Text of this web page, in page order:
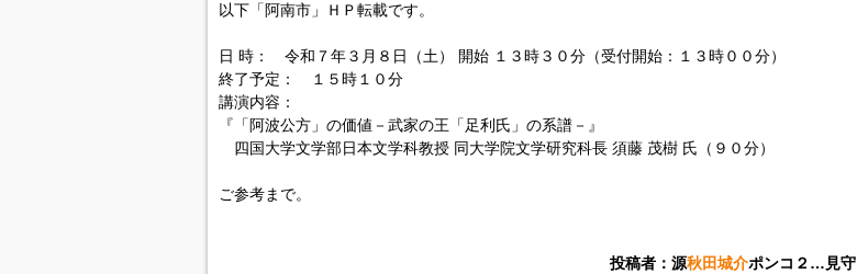
以下「阿南市」ＨＰ転載です。
日 時： 令和７年３月８日（土） 開始 １３時３０分（受付開始：１３時００分）
終了予定： １５時１０分
講演内容：
『「阿波公方」の価値－武家の王「足利氏」の系譜－』
四国大学文学部日本文学科教授 同大学院文学研究科長 須藤 茂樹 氏（９０分）
ご参考まで。
投稿者：源秋田城介ポンコ２…見守